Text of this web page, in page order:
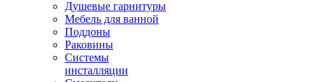
Душевые гарнитуры
Мебель для ванной
Поддоны
Раковины
Системы
инсталляции